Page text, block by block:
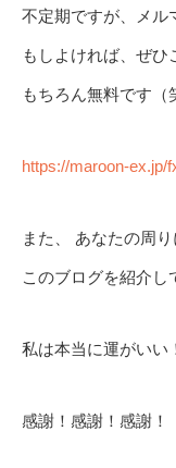
不定期ですが、メル
もしよければ、ぜひ
もちろん無料です（
https://maroon-ex.jp/
また、 あなたの周り
このブログを紹介し
私は本当に運がいい
感謝！感謝！感謝！